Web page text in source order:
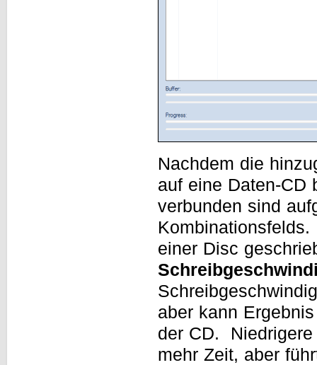
Nachdem die
auf eine Daten-CD
verbunden sind
einer Disc
aber kann
der CD.
mehr Zeit, aber